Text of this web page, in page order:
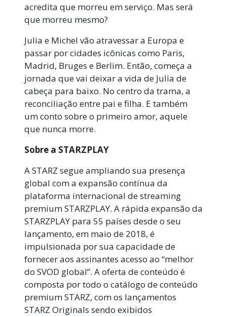
acredita que morreu em serviço. Mas será
que morreu mesmo?
Julia e Michel vão atravessar a Europa e
passar por cidades icônicas como Paris,
Madrid, Bruges e Berlim. Então, começa a
jornada que vai deixar a vida de Julia de
cabeça para baixo. No centro da trama, a
reconciliação entre pai e filha. E também
um conto sobre o primeiro amor, aquele
que nunca morre.
Sobre a STARZPLAY
A STARZ segue ampliando sua presença
global com a expansão contínua da
plataforma internacional de streaming
premium STARZPLAY. A rápida expansão da
STARZPLAY para 55 países desde o seu
lançamento, em maio de 2018, é
impulsionada por sua capacidade de
fornecer aos assinantes acesso ao “melhor
do SVOD global”. A oferta de conteúdo é
composta por todo o catálogo de conteúdo
premium STARZ, com os lançamentos
STARZ Originals sendo exibidos